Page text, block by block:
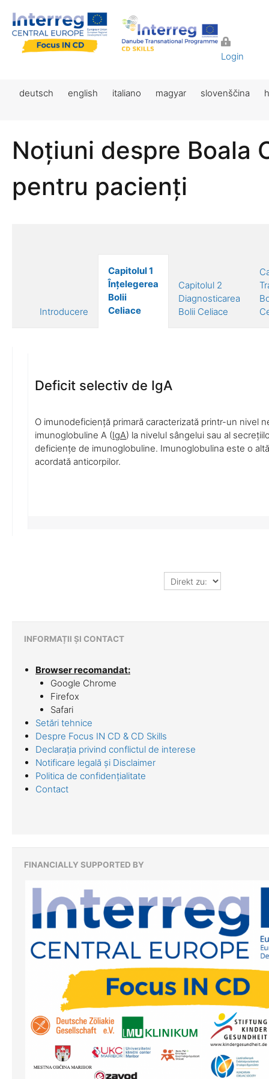
Login
deutsch english italiano magyar slovenščina
Noțiuni despre Boala
pentru pacienți
Introducere
Capitolul 1
Înțelegerea
Bolii
Celiace
Capitolul 2
Diagnosticarea
Bolii Celiace
Deficit selectiv de IgA
O imunodeficiență primară caracterizată printr-un nivel
imunoglobuline A (IgA) la nivelul sângelui sau al
deficiențe de imunoglobuline. Imunoglobulina este o
acordată anticorpilor.
Direkt
zu:
INFORMAȚII ȘI CONTACT
Browser recomandat:
Google Chrome
Firefox
Safari
Setări tehnice
Despre Focus IN CD & CD Skills
Declarația privind conflictul de interese
Notificare legală și Disclaimer
Politica de confidențialitate
Contact
FINANCIALLY SUPPORTED BY